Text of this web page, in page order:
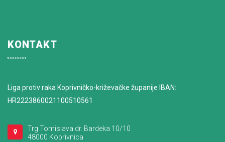
KONTAKT
Liga protiv raka Koprivničko-križevačke županije IBAN:
HR2223860021100510561
Trg Tomislava dr. Bardeka 10/10
48000 Koprivnica